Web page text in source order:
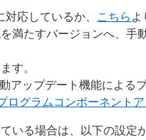
応しているか、 こちら よ
満たすバージョンへ、手
す。
アップデート機能による
ログラムコンポーネント
いる場合は、以下の設定